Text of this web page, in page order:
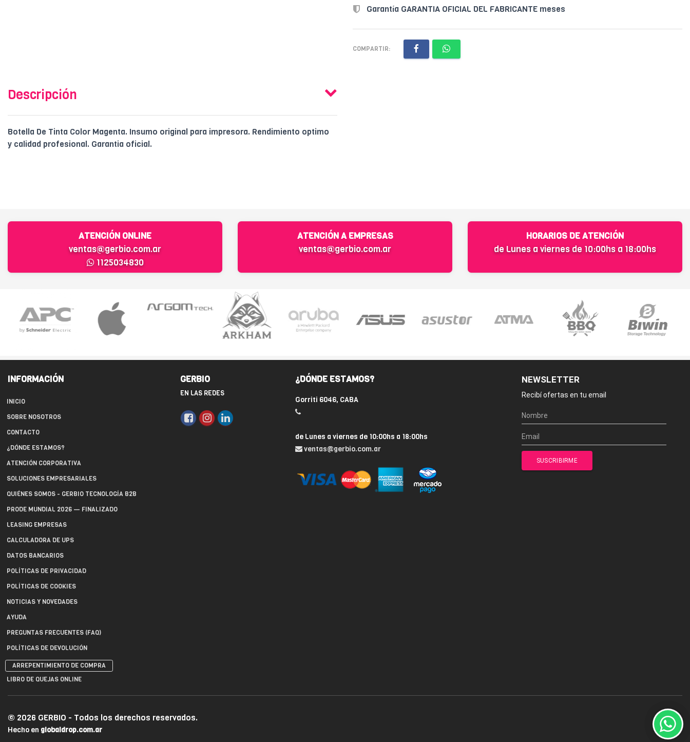
Garantía GARANTIA OFICIAL DEL FABRICANTE meses
COMPARTIR:
Descripción
Botella De Tinta Color Magenta. Insumo original para impresora. Rendimiento optimo
y calidad profesional. Garantia oficial.
ATENCIÓN ONLINE
ventas@gerbio.com.ar
1125034830
ATENCIÓN A EMPRESAS
ventas@gerbio.com.ar
HORARIOS DE ATENCIÓN
de Lunes a viernes de 10:00hs a 18:00hs
INFORMACIÓN
INICIO
SOBRE NOSOTROS
CONTACTO
¿DÓNDE ESTAMOS?
ATENCIÓN CORPORATIVA
SOLUCIONES EMPRESARIALES
QUIÉNES SOMOS - GERBIO TECNOLOGÍA B2B
PRODE MUNDIAL 2026 — FINALIZADO
LEASING EMPRESAS
CALCULADORA DE UPS
DATOS BANCARIOS
POLÍTICAS DE PRIVACIDAD
POLÍTICAS DE COOKIES
NOTICIAS Y NOVEDADES
AYUDA
PREGUNTAS FRECUENTES (FAQ)
POLÍTICAS DE DEVOLUCIÓN
ARREPENTIMIENTO DE COMPRA
LIBRO DE QUEJAS ONLINE
GERBIO
EN LAS REDES
¿DÓNDE ESTAMOS?
Gorriti 6046, CABA
de Lunes a viernes de 10:00hs a 18:00hs
ventas@gerbio.com.ar
NEWSLETTER
Recibí ofertas en tu email
© 2026 GERBIO - Todos los derechos reservados.
Hecho en globaldrop.com.ar